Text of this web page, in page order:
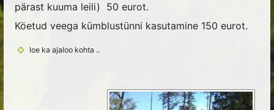
pärast kuuma leili) 50 eurot.
Köetud veega kümblustünni kasutamine 150 eurot.
loe ka ajaloo kohta ..